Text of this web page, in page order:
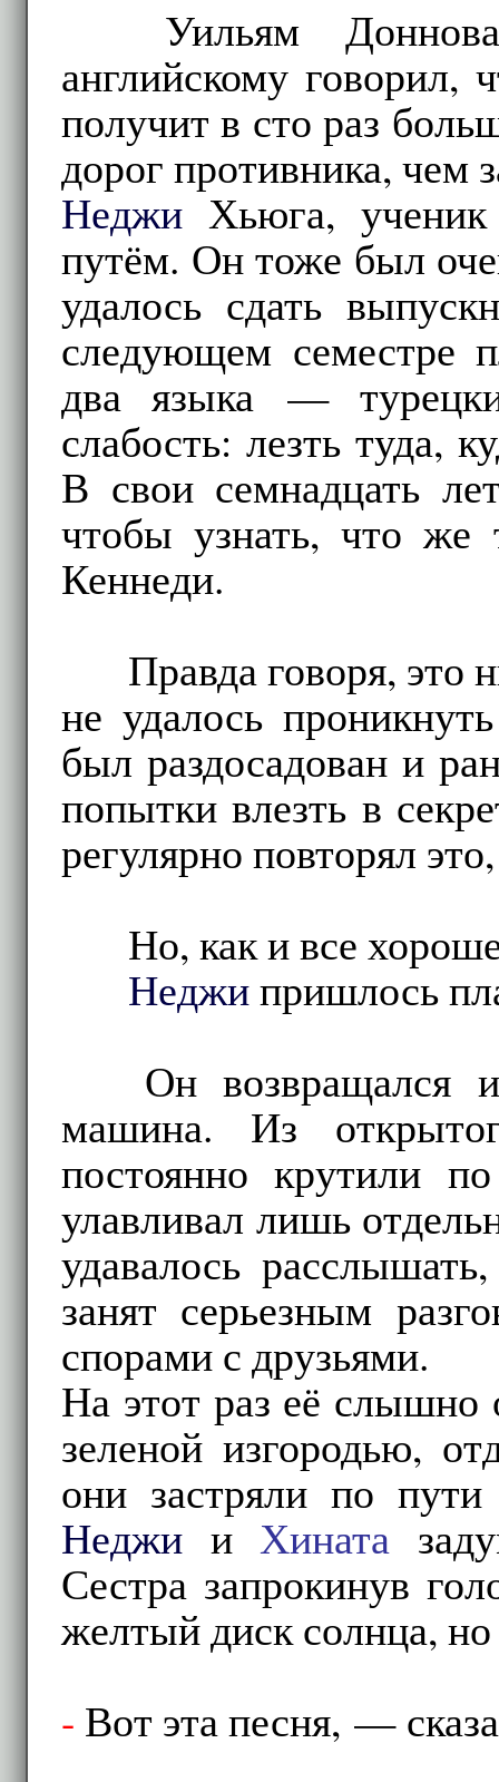
Уильям
английскому говорил,
получит в сто раз
дорог противника, чем
Неджи Хьюга,
путём. Он тоже был
удалось сдать
следующем семестре
два языка —
слабость: лезть туда,
В свои семнадцать
чтобы узнать, что же
Кеннеди.
Правда говоря,
не удалось
был раздосадован и
попытки влезть в
регулярно повторял
Но, как и все
Неджипришлось
Он возвращался
машина. Из
постоянно крутили
улавливал лишь
удавалось
занят серьезным
спорами с друзьями.
На этот раз её слышно
зеленой изгородью,
они застряли по
Неджи и Хината
Сестра запрокинув
желтый диск солнца,
- Вот эта песня, —